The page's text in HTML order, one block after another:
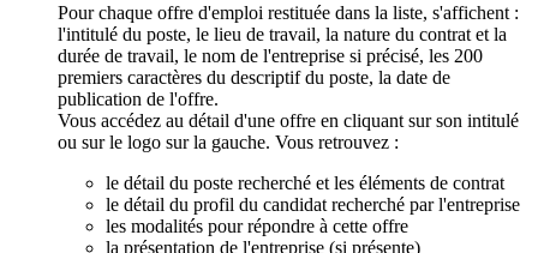
Pour chaque offre d'emploi restituée dans la liste, s'affichent :
l'intitulé du poste, le lieu de travail, la nature du contrat et la
durée de travail, le nom de l'entreprise si précisé, les 200
premiers caractères du descriptif du poste, la date de
publication de l'offre.
Vous accédez au détail d'une offre en cliquant sur son intitulé
ou sur le logo sur la gauche. Vous retrouvez :
le détail du poste recherché et les éléments de contrat
le détail du profil du candidat recherché par l'entreprise
les modalités pour répondre à cette offre
la présentation de l'entreprise (si présente)